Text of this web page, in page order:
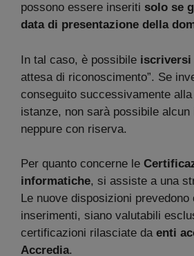
possono essere inseriti solo se
data di presentazione della
In tal caso, è possibile iscriversi
attesa di riconoscimento”. Se
conseguito successivamente
istanze, non sarà possibile alcun
neppure con riserva.
Per quanto concerne le
informatiche, si assiste a una
Le nuove disposizioni
inserimenti, siano valutabili
certificazioni rilasciate da enti
Accredia.